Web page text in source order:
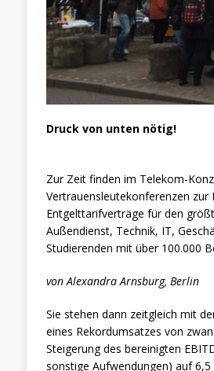
Druck von unten nötig!
Zur Zeit finden im Telekom-
Vertrauensleutekonferenzen
Entgelttarifverträge für den
Außendienst, Technik, IT,
Studierenden mit über 100.000
von Alexandra Arnsburg, Berlin
Sie stehen dann zeitgleich mit
eines Rekordumsatzes von
Steigerung des bereinigten
sonstige Aufwendungen) auf